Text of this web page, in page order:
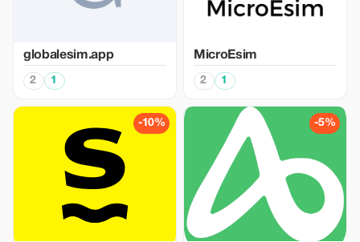
globalesim.app
2 1
MicroEsim
2 1
-10% -5%